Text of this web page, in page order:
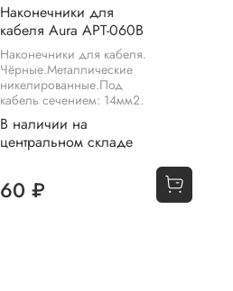
Наконечники для
кабеля Aura APT-060B
В наличии на
центральном складе
Наконечники для кабеля.
Чёрные.Металлические
никелированные.Под
кабель сечением: 14мм2.
60 ₽